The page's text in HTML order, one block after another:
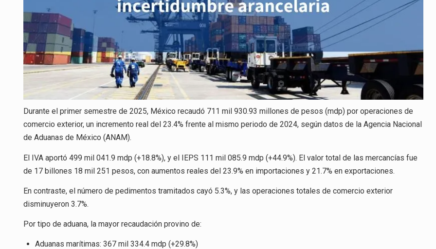
Durante el primer semestre de 2025, México recaudó 711 mil 930.93 millones de pesos (mdp) por operaciones de
comercio exterior, un incremento real del 23.4% frente al mismo periodo de 2024, según datos de la Agencia Nacional
de Aduanas de México (ANAM).
El IVA aportó 499 mil 041.9 mdp (+18.8%), y el IEPS 111 mil 085.9 mdp (+44.9%). El valor total de las mercancías fue
de 17 billones 18 mil 251 pesos, con aumentos reales del 23.9% en importaciones y 21.7% en exportaciones.
En contraste, el número de pedimentos tramitados cayó 5.3%, y las operaciones totales de comercio exterior
disminuyeron 3.7%.
Por tipo de aduana, la mayor recaudación provino de:
Aduanas marítimas: 367 mil 334.4 mdp (+29.8%)